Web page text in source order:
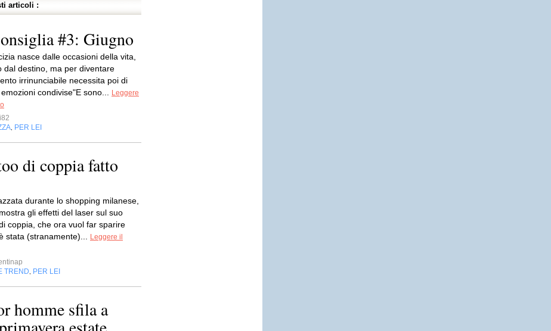
articoli :
#3: Giugno
nasce dalle occasioni della vita,
dal destino, ma per diventare
irrinunciabile necessita poi di
condivise"E sono...
Leggere
PER LEI
di coppia fatto
durante lo shopping milanese,
gli effetti del laser sul suo
coppia, che ora vuol far sparire
stata (stranamente)...
Leggere il
TREND
PER LEI
homme sfila a